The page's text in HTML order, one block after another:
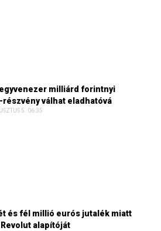
milliárd forintnyi
részvény válhat eladhatóvá
5. 06:35
és fél millió eurós jutalék miatt
alapítóját